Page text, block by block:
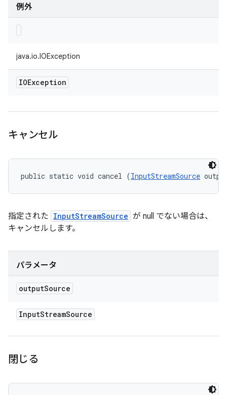
例外
java.io.IOException
IOException
キャンセル
public static void cancel (InputStreamSource
指定された InputStreamSource が null でない場合は、
キャンセルします。
パラメータ
outputSource
InputStreamSource
閉じる